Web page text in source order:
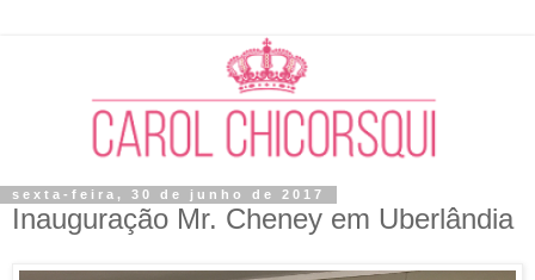
sexta-feira, 30 de junho de 2017
Inauguração Mr. Cheney em Uberlândia